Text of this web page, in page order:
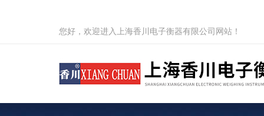
您好，欢迎进入上海香川电子衡器有限公司网站！